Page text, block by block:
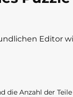
Editor
die Anzahl der Teile